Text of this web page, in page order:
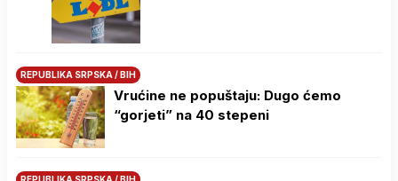
REPUBLIKA SRPSKA / BIH
Vrućine ne popuštaju: Dugo ćemo
“gorjeti” na 40 stepeni